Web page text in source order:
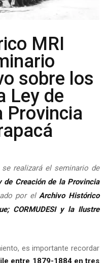
MRI
sobre los
Ley de
Provincia
realizará el seminario de
de Creación de la Provincia
por elArchivo Histórico
CORMUDESI y la Ilustre
es importante recordar
entre 1879-1884 en tres